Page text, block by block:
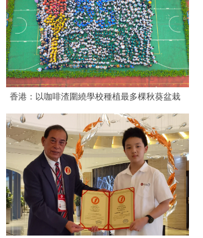
香港：以咖啡渣圍繞學校種植最多棵秋葵盆栽